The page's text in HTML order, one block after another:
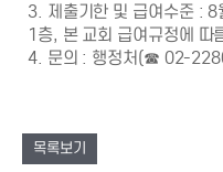
3. 제출기한 및 급여수준 :
1층, 본 교회 급여규정에 따
4. 문의 : 행정처(☎ 02-
목록보기